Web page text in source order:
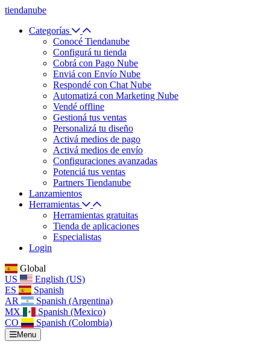
tiendanube
Categorías
Conocé Tiendanube
Configurá tu tienda
Cobrá con Pago Nube
Enviá con Envío Nube
Respondé con Chat Nube
Automatizá con Marketing Nube
Vendé offline
Gestioná tus ventas
Personalizá tu diseño
Activá medios de pago
Activá medios de envío
Configuraciones avanzadas
Potenciá tus ventas
Partners Tiendanube
Lanzamientos
Herramientas
Herramientas gratuitas
Tienda de aplicaciones
Especialistas
Login
Global
US
English (US)
ES
Spanish
AR
Spanish (Argentina)
MX
Spanish (Mexico)
CO
Spanish (Colombia)
Menu